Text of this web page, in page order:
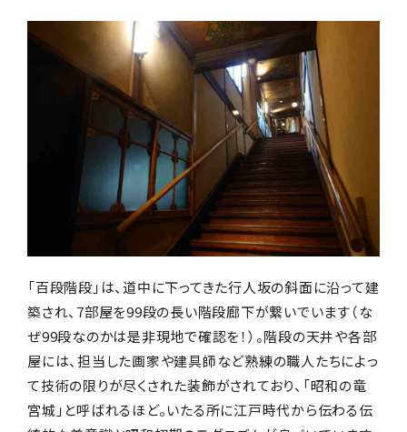
「百段階段」は、道中に下ってきた行人坂の斜面に沿って建
築され、7部屋を99段の長い階段廊下が繋いでいます（な
ぜ99段なのかは是非現地で確認を！）。階段の天井や各部
屋には、担当した画家や建具師など熟練の職人たちによっ
て技術の限りが尽くされた装飾がされており、「昭和の竜
宮城」と呼ばれるほど。いたる所に江戸時代から伝わる伝